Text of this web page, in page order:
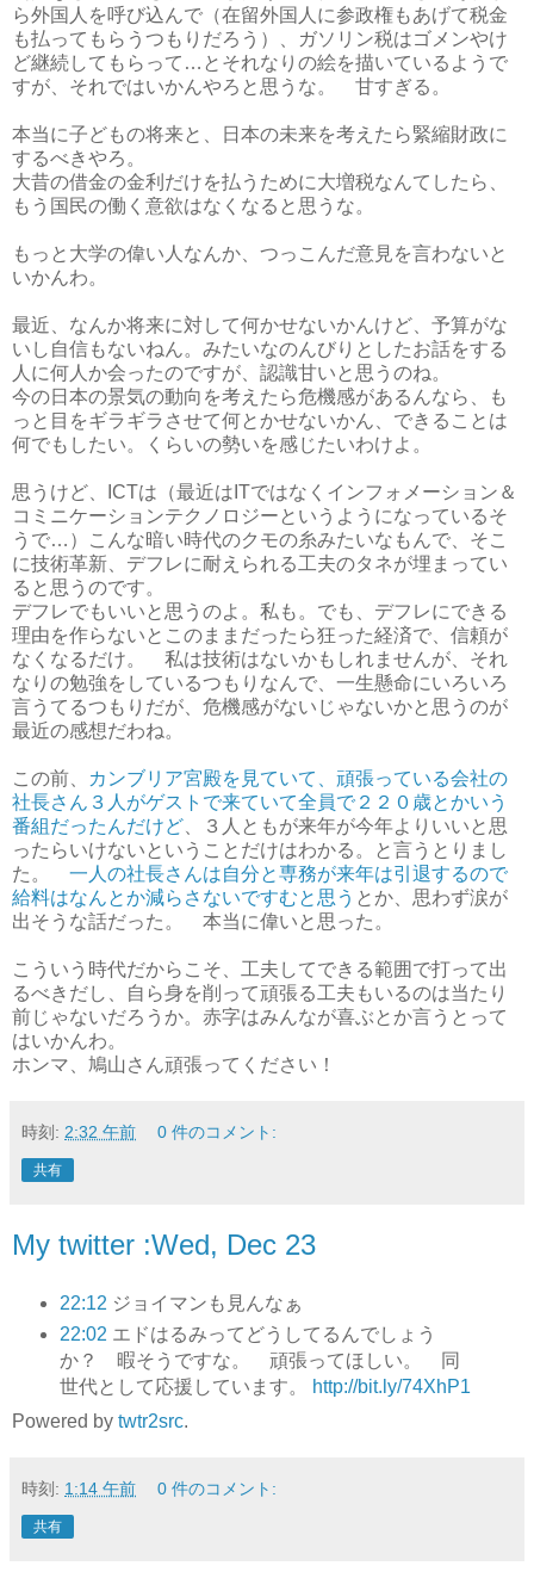
ら外国人を呼び込んで（在留外国人に参政権もあげて税金
も払ってもらうつもりだろう）、ガソリン税はゴメンやけ
ど継続してもらって…とそれなりの絵を描いているようで
すが、それではいかんやろと思うな。 甘すぎる。
本当に子どもの将来と、日本の未来を考えたら緊縮財政に
するべきやろ。
大昔の借金の金利だけを払うために大増税なんてしたら、
もう国民の働く意欲はなくなると思うな。
もっと大学の偉い人なんか、つっこんだ意見を言わないと
いかんわ。
最近、なんか将来に対して何かせないかんけど、予算がな
いし自信もないねん。みたいなのんびりとしたお話をする
人に何人か会ったのですが、認識甘いと思うのね。
今の日本の景気の動向を考えたら危機感があるんなら、も
っと目をギラギラさせて何とかせないかん、できることは
何でもしたい。くらいの勢いを感じたいわけよ。
思うけど、ICTは（最近はITではなくインフォメーション＆
コミニケーションテクノロジーというようになっているそ
うで…）こんな暗い時代のクモの糸みたいなもんで、そこ
に技術革新、デフレに耐えられる工夫のタネが埋まってい
ると思うのです。
デフレでもいいと思うのよ。私も。でも、デフレにできる
理由を作らないとこのままだったら狂った経済で、信頼が
なくなるだけ。 私は技術はないかもしれませんが、それ
なりの勉強をしているつもりなんで、一生懸命にいろいろ
言うてるつもりだが、危機感がないじゃないかと思うのが
最近の感想だわね。
この前、
カンブリア宮殿を見ていて、頑張っている会社の
社長さん３人がゲストで来ていて全員で２２０歳とかいう
番組だったんだけど 、３人ともが来年が今年よりいいと思
ったらいけないということだけはわかる。と言うとりまし
た。 一人の社長さんは自分と専務が来年は引退するので
給料はなんとか減らさないですむと思う とか、思わず涙が
出そうな話だった。 本当に偉いと思った。
こういう時代だからこそ、工夫してできる範囲で打って出
るべきだし、自ら身を削って頑張る工夫もいるのは当たり
前じゃないだろうか。赤字はみんなが喜ぶとか言うとって
はいかんわ。
ホンマ、鳩山さん頑張ってください！
時刻: 2:32 午前 0 件のコメント:
共有
My twitter :Wed, Dec 23
22:12 ジョイマンも見んなぁ
22:02 エドはるみってどうしてるんでしょう
か？ 暇そうですな。 頑張ってほしい。 同
世代として応援しています。
http://bit.ly/74XhP1
Powered by twtr2src.
時刻: 1:14 午前 0 件のコメント:
共有